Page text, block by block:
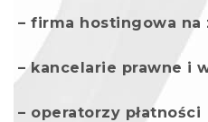
– firma hostingowa
– kancelarie prawne i
– operatorzy płatności